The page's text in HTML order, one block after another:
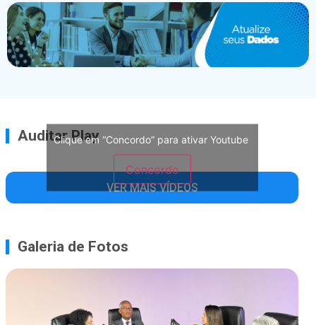
Auditar Play
Clique em “Concordo” para ativar Youtube
Concordo
VER MAIS VÍDEOS
Galeria de Fotos